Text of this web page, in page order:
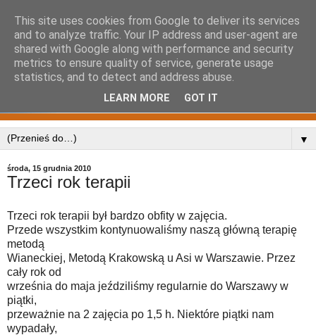
▼
środa, 15 grudnia 2010
Trzeci rok terapii
Trzeci rok terapii był bardzo obfity w zajęcia.
Przede wszystkim kontynuowaliśmy naszą główną terapię
metodą
Wianeckiej, Metodą Krakowską u Asi w Warszawie. Przez
cały rok od
września do maja jeździliśmy regularnie do Warszawy w
piątki,
przeważnie na 2 zajęcia po 1,5 h. Niektóre piątki nam
wypadały,
This site uses cookies from Google to deliver its services
and to analyze traffic. Your IP address and user-agent are
shared with Google along with performance and security
metrics to ensure quality of service, generate usage
statistics, and to detect and address abuse.
LEARN MORE GOT IT